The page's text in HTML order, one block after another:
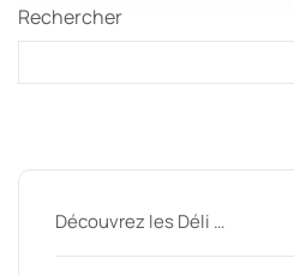
Rechercher
Découvrez les Déli …